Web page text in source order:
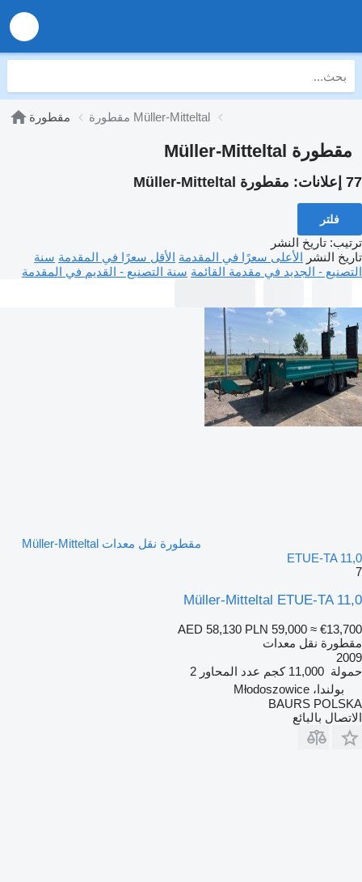
مقطورة مقطورة Müller-Mitteltal
مقطورة Müller-Mitteltal
77 إعلانات: مقطورة Müller-Mitteltal
فلتر
ترتيب: تاريخ النشر
تاريخ النشر الأعلى سعرًا في المقدمة الأقل سعرًا في المقدمة سنة
التصنيع - الجديد في مقدمة القائمة سنة التصنيع - القديم في المقدمة
مقطورة نقل معدات Müller-Mitteltal
ETUE-TA 11,0
7
Müller-Mitteltal ETUE-TA 11,0
AED 58,130 PLN 59,000 ≈ €13,700
مقطورة نقل معدات
2009
حمولة 11,000 كجم عدد المحاور 2
بولندا، Młodoszowice
BAURS POLSKA
الاتصال بالبائع